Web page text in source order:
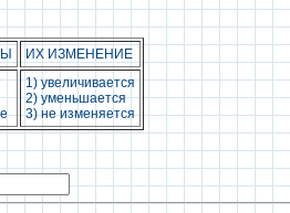
ИХ ИЗМЕНЕНИЕ
1) увеличивается
2) уменьшается
3) не изменяется